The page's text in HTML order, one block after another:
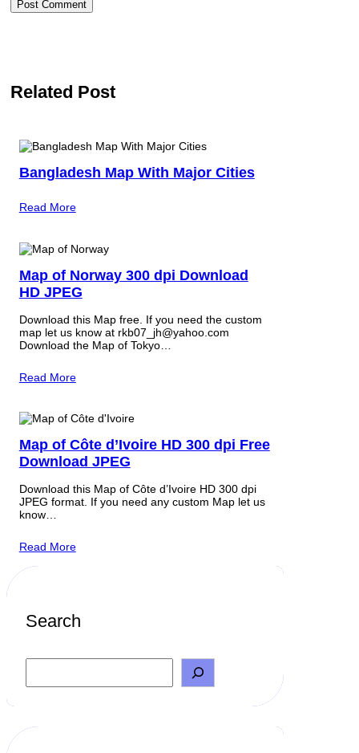
Related Post
Bangladesh Map With Major Cities
Read More
Map of Norway 300 dpi Download
HD JPEG
Download this Map free. If you need the custom
map let us know at rkb07_jh@yahoo.com
Download the Map of Tokyo…
Read More
Map of Côte d’Ivoire HD 300 dpi Free
Download JPEG
Download this Map of Côte d’Ivoire HD 300 dpi
JPEG format. If you need any custom Map let us
know…
Read More
Search
a
h